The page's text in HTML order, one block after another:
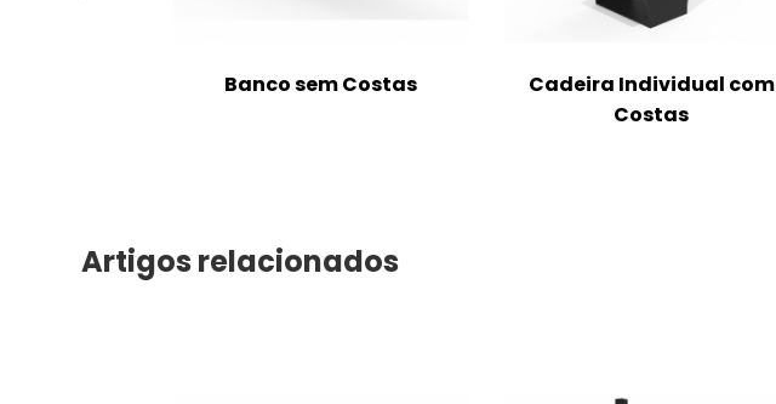
Banco sem Costas
Cadeira Individual com
Costas
Artigos relacionados